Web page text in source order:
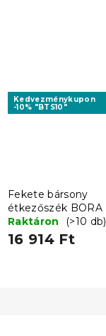
Kedvezménykupon
-10% "BTS10"
Fekete bársony
étkezőszék BORA
Raktáron
(>10 db)
16 914 Ft